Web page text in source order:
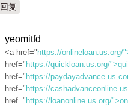
回复
yeomitfd
<a href=" https://onlineloan.us.org/
href=" https://quickloan.us.org/
href=" https://
href=" https://
href=" https://loanonline.us.org/